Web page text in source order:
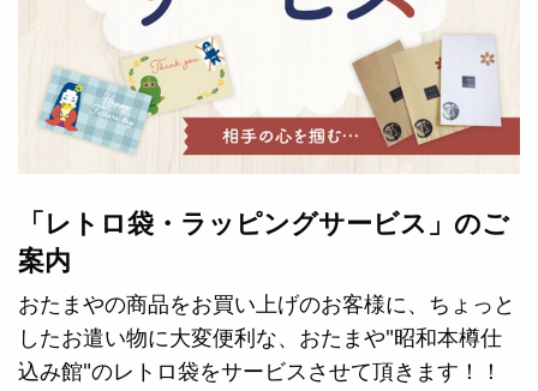
「レトロ袋・ラッピングサービス」のご
案内
おたまやの商品をお買い上げのお客様に、ちょっと
したお遣い物に大変便利な、おたまや"昭和本樽仕
込み館"のレトロ袋をサービスさせて頂きます！！